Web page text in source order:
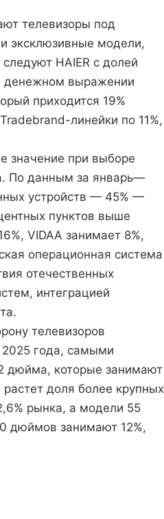
телевизоры под
эксклюзивные модели,
HAIER с долей
денежном выражении
приходится 19%
линейки по 11%,
значение при выборе
По данным за январь—
устройств — 45% —
пунктов выше
VIDAA занимает 8%,
операционная система
отечественных
интеграцией
телевизоров
года, самыми
дюйма, которые занимают
доля более крупных
рынка, а модели 55
дюймов занимают 12%,